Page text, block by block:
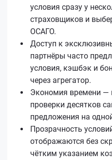
условия сразу у
страховщиков и
ОСАГО.
Доступ к
партнёры часто
условия, кэшбэк и
через агрегатор.
Экономия времени —
проверки десятков
предложения на
Прозрачность
отображаются без
чётким указанием